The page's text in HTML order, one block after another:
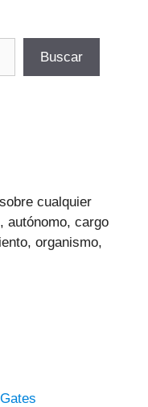
Buscar
cualquier
autónomo, cargo
organismo,